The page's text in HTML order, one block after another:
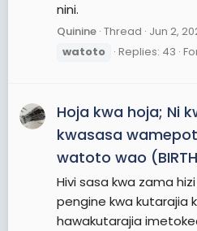
nini.
Quinine Thread Jun 2,
watoto
Replies: 43
Hoja kwa hoja; Ni
kwasasa
watoto wao
Hivi sasa kwa zama
pengine kwa kutarajia
hawakutarajia